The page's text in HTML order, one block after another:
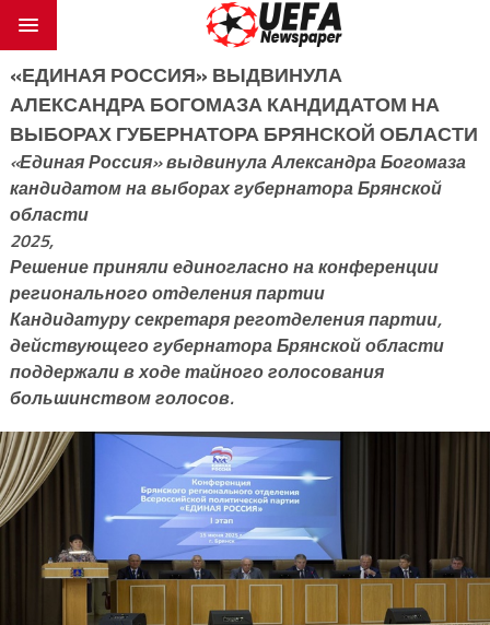
«ЕДИНАЯ РОССИЯ» ВЫДВИНУЛА
АЛЕКСАНДРА БОГОМАЗА КАНДИДАТОМ НА
ВЫБОРАХ ГУБЕРНАТОРА БРЯНСКОЙ ОБЛАСТИ
«Единая Россия» выдвинула Александра Богомаза
кандидатом на выборах губернатора Брянской
области
2025,
Решение приняли единогласно на конференции
регионального отделения партии
Кандидатуру секретаря реготделения партии,
действующего губернатора Брянской области
поддержали в ходе тайного голосования
большинством голосов.